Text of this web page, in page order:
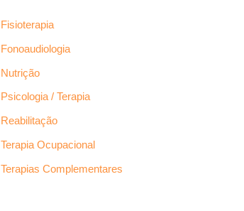
Fisioterapia
Fonoaudiologia
Nutrição
Psicologia / Terapia
Reabilitação
Terapia Ocupacional
Terapias Complementares